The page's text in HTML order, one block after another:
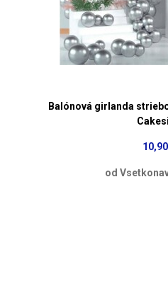
Balónová girlanda
od